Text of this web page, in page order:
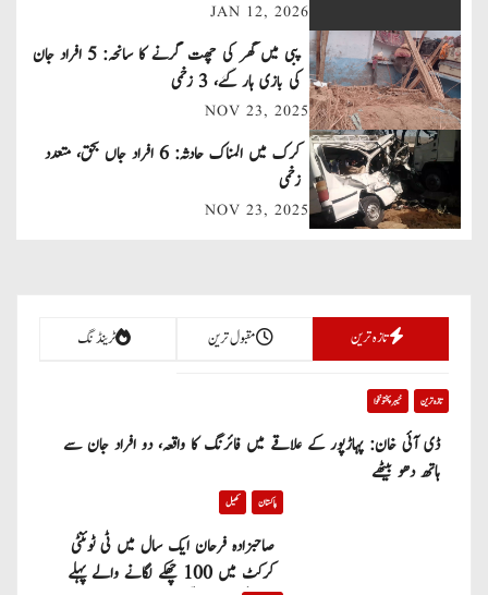
a
v
i
g
a
o
n
JAN 12, 2026
پبی میں گھر کی چھت گرنے کا سانحہ: 5 افراد جان
کی بازی ہار گئے، 3 زخمی
NOV 23, 2025
کرک میں المناک حادثہ: 6 افراد جاں بحق، متعدد
زخمی
NOV 23, 2025
تازہ ترین مقبول ترین ٹرینڈنگ
تازہ ترین خیبر پختونخوا
ڈی آئی خان: پہاڑپور کے علاقے میں فائرنگ کا واقعہ، دو افراد جان سے
ہاتھ دھو بیٹھے
پاکستان کھیل
صاحبزادہ فرحان ایک سال میں ٹی ٹوئنٹی
کرکٹ میں 100 چھکے لگانے والے پہلے